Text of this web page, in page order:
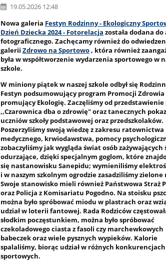
19.05.2026 12:48
Nowa galeria Festyn Rodzinny - Ekologiczny
Dzień Dziecka 2024 - Fotorelacja została dodana
fotograficznego. Zachęcamy również do
galerii Zdrowo na Sportowo, która również
była w współtworzenie wydarzenia sportowego w
szkole.
W miniony piątek w naszej szkole odbył się
Festyn podsumowujący program Promocji Zdrowia
promujący Ekologię. Zaczęliśmy od przedstawienie
,,Czarownica dba o zdrowię" oraz tanecznych
uczniów szkoły podstawowej oraz przedszkolaków.
Poszerzyliśmy swoją wiedzę z zakresu ratownictwa
medycznego, krwiodawstwa, pomocy
zobaczyliśmy jak wygląda świat osób zażywających
odurzające, dzięki specjalnym goglom, które
się nastanowisku Sanepidu; wymieniliśmy
i w naszym szkolnym ogrodzie zasadziliśmy zielone
Swoje stanowisko mieli również Państwowa Straż
oraz Policja z Komisariatu Pogodno. Na stoisku
można było spróbować miodu w plastrach oraz
udział w loterii fantowej. Rada Rodziców
słodkim poczęstunkiem, można było spróbować
czekoladowego ciasta z fasoli czy marchewkowych
babeczek oraz wiele pysznych wypieków. Kalorie
spalaliśmy, biorąc udział w różnych konkurencjach
sportowych.